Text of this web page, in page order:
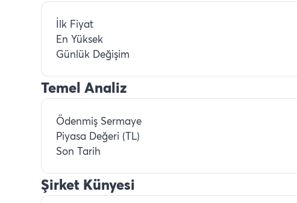
İlk Fiyat
En Yüksek
Günlük Değişim
Temel Analiz
Ödenmiş Sermaye
Piyasa Değeri (TL)
Son Tarih
Şirket Künyesi